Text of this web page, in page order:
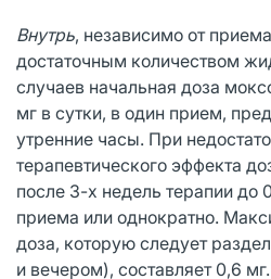
Внутрь, независимо от
достаточным количеством
случаев начальная доза
мг в сутки, в один прием,
утренние часы. При
терапевтического эффекта
после 3-х недель терапии до
приема или однократно.
доза, которую следует
и вечером), составляет 0,6